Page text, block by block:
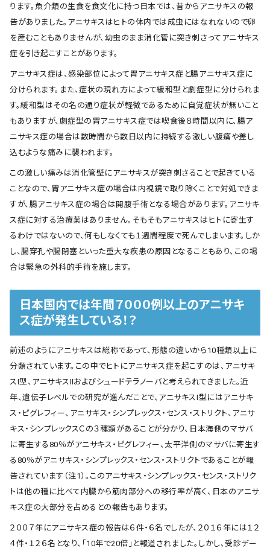
ります。魚介類の生食を食文化に持つ日本では、昔からアニサキスの報
告がありました。アニサキスはヒトの体内では成虫にはなれないので卵
を産むこともありませんが、幼虫のまま消化管に突き刺さってアニサキス
症を引き起こすことがあります。
アニサキス症は、感染部位によって胃アニサキス症と腸アニサキス症に
分けられます。また、症状の現れ方によって緩和型と劇症型に分けられま
す。緩和型はその名の通り症状が軽微であるために自覚症状が無いこと
もありますが、劇症型の胃アニサキス症では喫食後８時間以内に、腸ア
ニサキス症の場合は数時間から数日以内に持続する激しい腹痛や差し
込むような痛みに襲われます。
この激しい痛みは消化管壁にアニサキスが突き刺さることで起きている
ことなので、胃アニサキス症の場合は内視鏡で取り除くことで対処できま
すが、腸アニサキス症の場合は開腹手術となる場合があります。アニサキ
ス症に対する治療薬はありません。そもそもアニサキスはヒトに寄生す
るわけではないので、何もしなくても１週間程度で死んでしまいます。しか
し、腸穿孔や腸閉塞といった重大な疾患の原因となることもあり、この場
合は緊急の外科的手術を施します。
日本国内では年間７０００例以上のアニサキ
ス症が発生している！？
前述のようにアニサキスは総称であって、形態の違いから10種類以上に
分類されています。この中でヒトにアニサキス症を起こすのは、アニサキ
スⅠ型、アニサキスⅡおよびシュードテラノーバと考えられてきました。近
年、遺伝子レベルでの研究が進んだことで、アニサキスⅠ型にはアニサキ
ス・ピグレフィー、アニサキス・シンプレックス・センス・ストリクト、アニサ
キス・シンプレックスＣの３種類があることが分かり、日本海側のマサバ
に寄生する80％がアニサキス・ピグレフィー、太平洋側のマサバに寄生す
る80％がアニサキス・シンプレックス・センス・ストリクトであることが報
告されています（注1）。このアニサキス・シンプレックス・センス・ストリク
トは他の種に比べて内臓から筋肉部分への移行率が高く、日本のアニサ
キス症の大部分を占めるとの報告もあります。
２００７年にアニサキス症の報告は６件・６名でしたが、２０１６年には１２
４件・１２６名となり、「10年で20倍」と報道されました。しかし、受診デー